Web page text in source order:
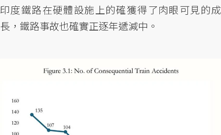
印度鐵路在硬體設施上的確獲得了肉眼可見的成
長，鐵路事故也確實正逐年遞減中。